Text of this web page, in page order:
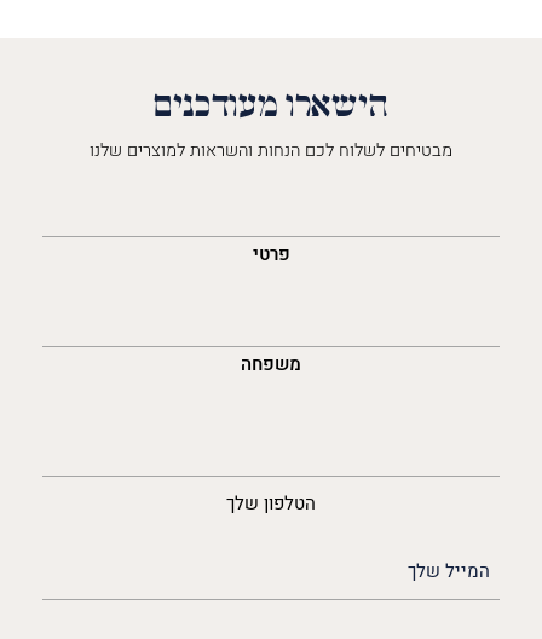
הישארו מעודכנים
מבטיחים לשלוח לכם הנחות והשראות למוצרים שלנו
פרטי
משפחה
הטלפון שלך
(חובה)